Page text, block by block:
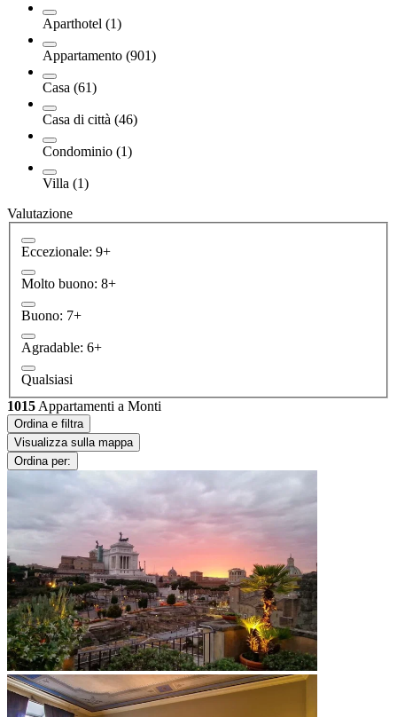
Aparthotel (1)
Appartamento (901)
Casa (61)
Casa di città (46)
Condominio (1)
Villa (1)
Valutazione
Eccezionale: 9+
Molto buono: 8+
Buono: 7+
Agradable: 6+
Qualsiasi
1015 Appartamenti a Monti
Ordina e filtra
Visualizza sulla mappa
Ordina per: